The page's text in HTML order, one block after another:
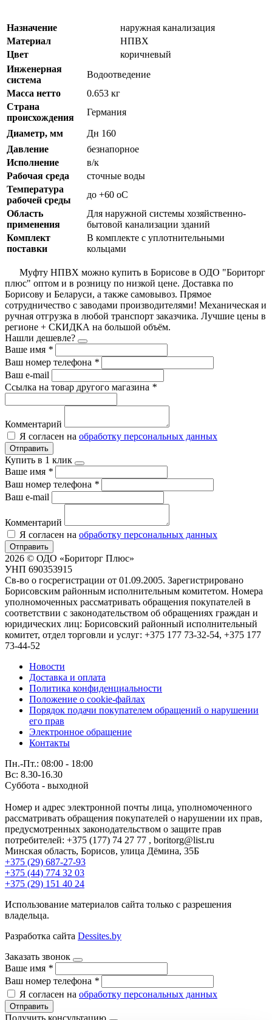
Назначение
наружная канализация
Материал
НПВХ
Цвет
коричневый
Инженерная
система
Водоотведение
Масса нетто
0.653 кг
Страна
происхождения
Германия
Диаметр, мм
Дн 160
Давление
безнапорное
Исполнение
в/к
Рабочая среда
сточные воды
Температура
рабочей среды
до +60 oC
Область
применения
Для наружной системы хозяйственно-
бытовой канализации зданий
Комплект
поставки
В комплекте с уплотнительными
кольцами
Муфту НПВХ можно купить в Борисове в ОДО "Бориторг
плюс" оптом и в розницу по низкой цене. Доставка по
Борисову и Беларуси, а также самовывоз. Прямое
сотрудничество с заводами производителями! Механическая и
ручная отгрузка в любой транспорт заказчика. Лучшие цены в
регионе + СКИДКА на большой объём.
Нашли дешевле?
Ваше имя *
Ваш номер телефона *
Ваш e-mail
Ссылка на товар другого магазина *
Комментарий
Я согласен на обработку персональных данных
Отправить
Купить в 1 клик
Ваше имя *
Ваш номер телефона *
Ваш e-mail
Комментарий
Я согласен на обработку персональных данных
Отправить
2026 © ОДО «Бориторг Плюс»
УНП 690353915
Св-во о госрегистрации от 01.09.2005. Зарегистрировано
Борисовским районным исполнительным комитетом. Номера
уполномоченных рассматривать обращения покупателей в
соответствии с законодательством об обращениях граждан и
юридических лиц: Борисовский районный исполнительный
комитет, отдел торговли и услуг: +375 177 73-32-54, +375 177
73-44-52
Новости
Доставка и оплата
Политика конфиденциальности
Положение о cookie-файлах
Порядок подачи покупателем обращений о нарушении
его прав
Электронное обращение
Контакты
Пн.-Пт.: 08:00 - 18:00
Вс: 8.30-16.30
Суббота - выходной
Номер и адрес электронной почты лица, уполномоченного
рассматривать обращения покупателей о нарушении их прав,
предусмотренных законодательством о защите прав
потребителей: +375 (177) 74 27 77 , boritorg@list.ru
Минская область, Борисов, улица Дёмина, 35Б
+375 (29) 687-27-93
+375 (44) 774 32 03
+375 (29) 151 40 24
Использование материалов сайта только с разрешения
владельца.
Разработка сайта Dessites.by
Заказать звонок
Ваше имя *
Ваш номер телефона *
Я согласен на обработку персональных данных
Отправить
Получить консультацию